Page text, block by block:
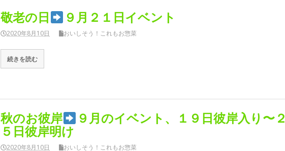
敬老の日 ９月２１日イベント
2020年8月10日 おいしそう！これもお惣菜
続きを読む
秋のお彼岸 ９月のイベント、１９日彼岸入り〜２
５日彼岸明け
2020年8月10日 おいしそう！これもお惣菜